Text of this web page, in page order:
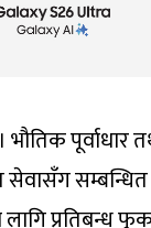
पूर्वाधार
सेवासँग
प्रतिबन्ध